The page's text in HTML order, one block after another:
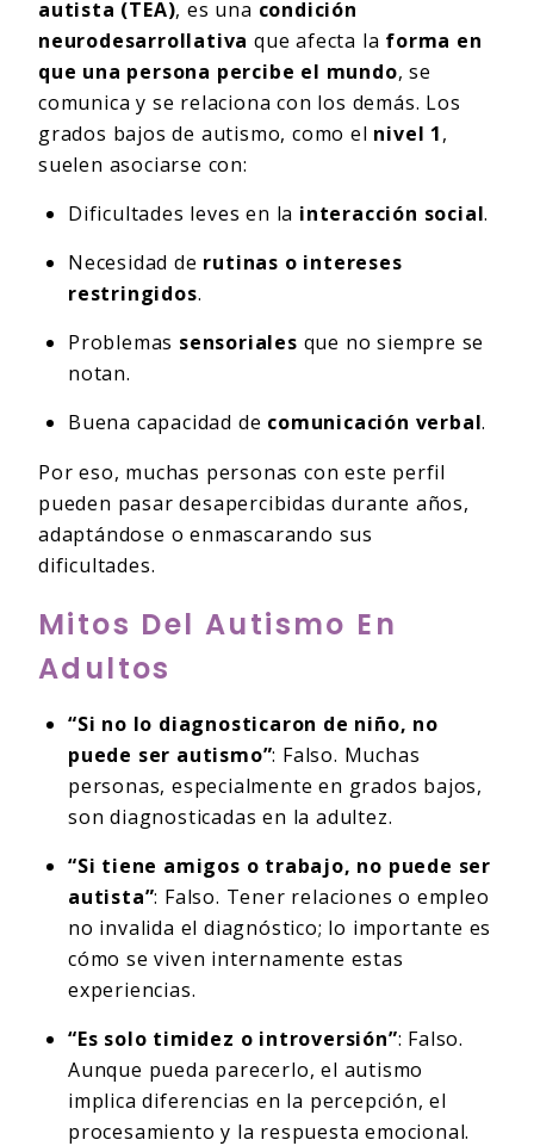
autista (TEA), es una condición
neurodesarrollativa que afecta la forma en
que una persona percibe el mundo, se
comunica y se relaciona con los demás. Los
grados bajos de autismo, como el nivel 1,
suelen asociarse con:
Dificultades leves en la interacción social.
Necesidad de rutinas o intereses
restringidos.
Problemas sensoriales que no siempre se
notan.
Buena capacidad de comunicación verbal.
Por eso, muchas personas con este perfil
pueden pasar desapercibidas durante años,
adaptándose o enmascarando sus
dificultades.
Mitos Del Autismo En
Adultos
“Si no lo diagnosticaron de niño, no
puede ser autismo”: Falso. Muchas
personas, especialmente en grados bajos,
son diagnosticadas en la adultez.
“Si tiene amigos o trabajo, no puede ser
autista”: Falso. Tener relaciones o empleo
no invalida el diagnóstico; lo importante es
cómo se viven internamente estas
experiencias.
“Es solo timidez o introversión”: Falso.
Aunque pueda parecerlo, el autismo
implica diferencias en la percepción, el
procesamiento y la respuesta emocional.